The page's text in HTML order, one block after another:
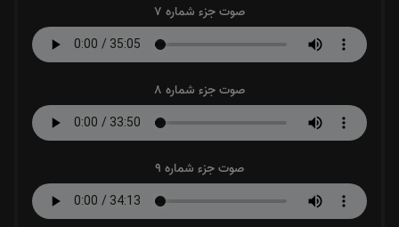
صوت جزء شماره 7
صوت جزء شماره 8
صوت جزء شماره 9